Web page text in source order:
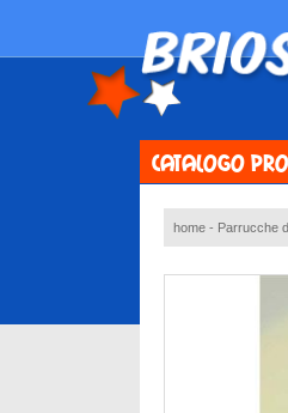
CATALOGO
home - Parrucche